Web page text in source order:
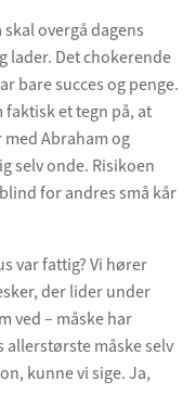
overgå dagens
lader. Det chokerende
bare succes og penge.
et tegn på, at
med Abraham og
selv onde. Risikoen
for andres små kår
var fattig? Vi hører
der lider under
ved – måske har
måske selv
kunne vi sige. Ja,